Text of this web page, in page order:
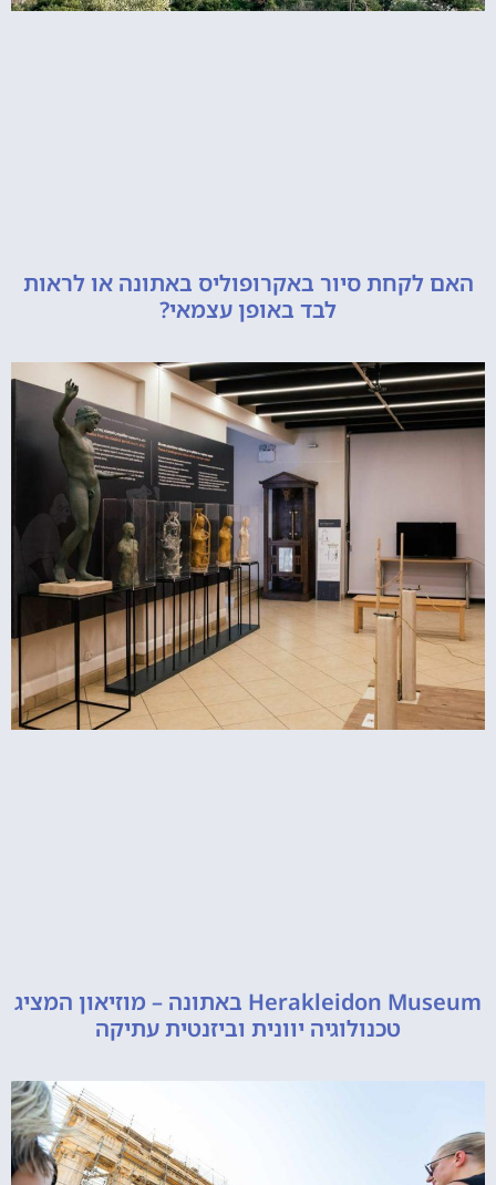
סיור באקרופוליס באתונה או לראות
לבד באופן עצמאי?
Herakleidon Museum באתונה – מוזיאון המציג
טכנולוגיה יוונית וביזנטית עתיקה